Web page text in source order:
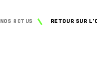
Nos actus